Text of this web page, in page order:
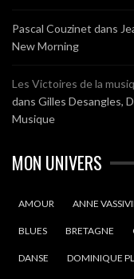
Pascal Couzinet dans
New Morning
Les Victoires de la
dans Gilles Desangles,
Musique
MON UNIVERS
AMOUR ANNE
BLUES BRETAGNE
DANSE DOMINIQUE